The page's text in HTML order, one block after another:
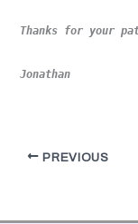
Thanks for your
Jonathan
PREVIOUS